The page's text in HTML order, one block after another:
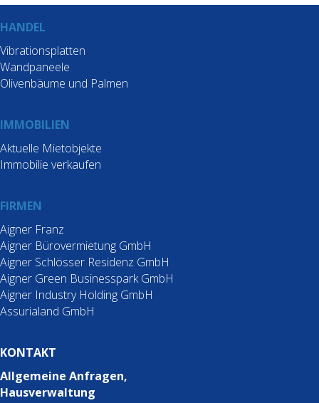
HANDEL
Vibrationsplatten
Wandpaneele
Olivenbäume und Palmen
IMMOBILIEN
Aktuelle Mietobjekte
Immobilie verkaufen
FIRMEN
Aigner Franz
Aigner Bürovermietung GmbH
Aigner Schlösser Residenz GmbH
Aigner Green Businesspark GmbH
Aigner Industry Holding GmbH
Assurialand GmbH
KONTAKT
Allgemeine Anfragen,
Hausverwaltung